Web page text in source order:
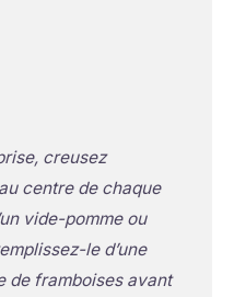
creusez
centre de chaque
vide-pomme ou
le d’une
de framboises avant